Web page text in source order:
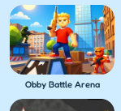
Obby Battle Arena